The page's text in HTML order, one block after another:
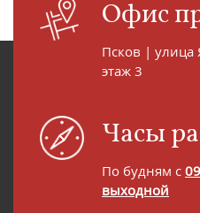
Офис
Псков | улица
этаж 3
Часы
По будням с
выходной